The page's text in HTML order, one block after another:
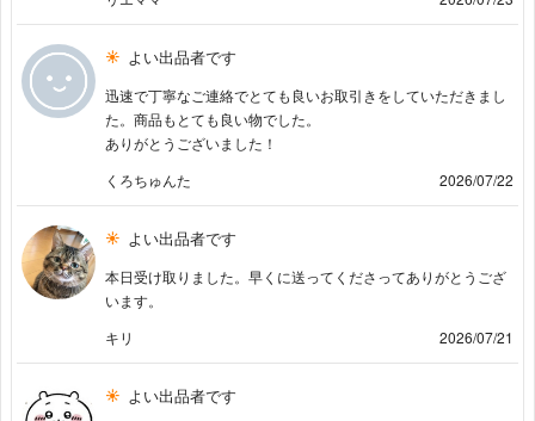
よい出品者です
迅速で丁寧なご連絡でとても良いお取引きをしていただきまし
た。商品もとても良い物でした。
ありがとうございました！
くろちゅんた
2026/07/22
よい出品者です
本日受け取りました。早くに送ってくださってありがとうござ
います。
キリ
2026/07/21
よい出品者です